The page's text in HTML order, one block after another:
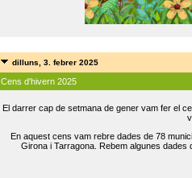
dilluns, 3. febrer 2025
Cens d'hivern 2025
El darrer cap de setmana de gener vam fer el
En aquest cens vam rebre dades de 78
Girona i Tarragona. Rebem algunes